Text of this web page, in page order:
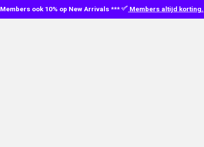
Members ook 10% op New Arrivals *** Members altijd korting.